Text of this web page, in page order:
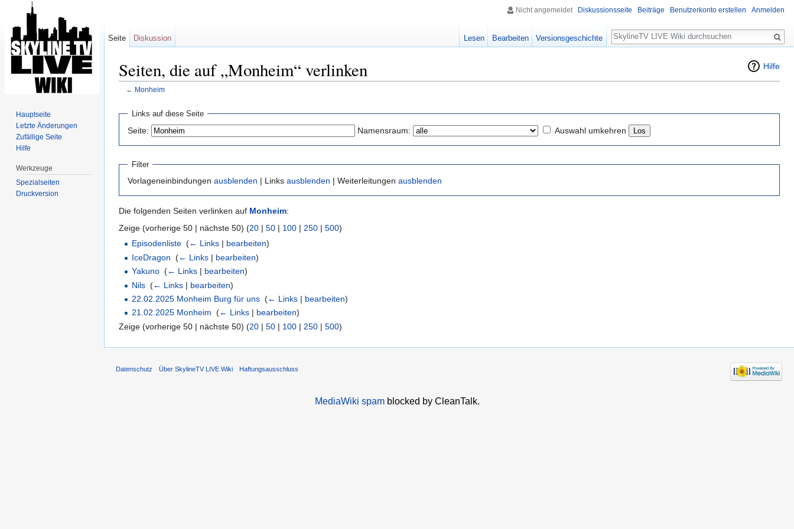
Hilfe
Seiten, die auf „Monheim“ verlinken
← Monheim
Links auf diese Seite
Seite: Namensraum: Auswahl umkehren
Filter
Vorlageneinbindungen ausblenden | Links ausblenden | Weiterleitungen ausblenden
Die folgenden Seiten verlinken auf Monheim:
Zeige (vorherige 50 | nächste 50) (20 | 50 | 100 | 250 | 500)
Episodenliste ‎(← Links | bearbeiten)
IceDragon ‎(← Links | bearbeiten)
Yakuno ‎(← Links | bearbeiten)
Nils ‎(← Links | bearbeiten)
22.02.2025 Monheim Burg für uns ‎(← Links | bearbeiten)
21.02.2025 Monheim ‎(← Links | bearbeiten)
Zeige (vorherige 50 | nächste 50) (20 | 50 | 100 | 250 | 500)
Nicht angemeldet Diskussionsseite Beiträge Benutzerkonto erstellen Anmelden
Seite Diskussion Lesen Bearbeiten Versionsgeschichte
Suche
Hauptseite
Letzte Änderungen
Zufällige Seite
Hilfe
Werkzeuge
Spezialseiten
Druckversion
Datenschutz Über SkylineTV LIVE Wiki Haftungsausschluss
MediaWiki spamblocked by CleanTalk.